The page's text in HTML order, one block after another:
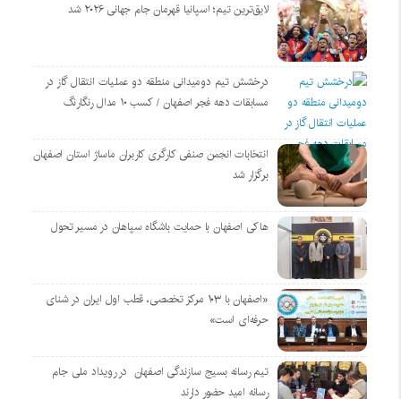
لایق‌ترین تیم؛ اسپانیا قهرمان جام جهانی ۲۰۲۶ شد
درخشش تیم دومیدانی منطقه دو عملیات انتقال گاز در
مسابقات دهه فجر اصفهان / کسب ۱۰ مدال رنگارنگ
انتخابات انجمن صنفی کارگری کاربران ماساژ استان اصفهان
برگزار شد
هاکی اصفهان با حمایت باشگاه سپاهان در مسیر تحول
«اصفهان با ۱۰۳ مرکز تخصصی، قطب اول ایران در شنای
حرفه‌ای است»
تیم رسانه بسیج سازندگی اصفهان در رویداد ملی جام
رسانه امید حضور دارند